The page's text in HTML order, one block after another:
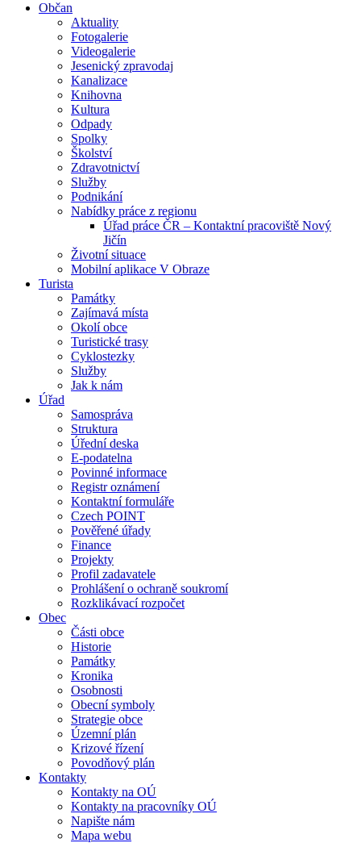
Občan
Aktuality
Fotogalerie
Videogalerie
Jesenický zpravodaj
Kanalizace
Knihovna
Kultura
Odpady
Spolky
Školství
Zdravotnictví
Služby
Podnikání
Nabídky práce z regionu
Úřad práce ČR – Kontaktní pracoviště Nový
Jičín
Životní situace
Mobilní aplikace V Obraze
Turista
Památky
Zajímavá místa
Okolí obce
Turistické trasy
Cyklostezky
Služby
Jak k nám
Úřad
Samospráva
Struktura
Úřední deska
E-podatelna
Povinné informace
Registr oznámení
Kontaktní formuláře
Czech POINT
Pověřené úřady
Finance
Projekty
Profil zadavatele
Prohlášení o ochraně soukromí
Rozklikávací rozpočet
Obec
Části obce
Historie
Památky
Kronika
Osobnosti
Obecní symboly
Strategie obce
Územní plán
Krizové řízení
Povodňový plán
Kontakty
Kontakty na OÚ
Kontakty na pracovníky OÚ
Napište nám
Mapa webu